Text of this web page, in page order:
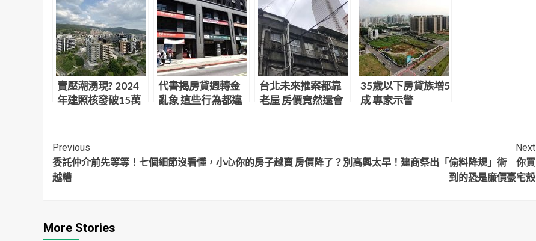
賣壓潮湧現? 2024
年建照核發破15萬
代書揭房貸週轉金
亂象 這些行為都違
台北未來推案都靠
老屋 房價竟然還會
35歲以下房貸族増5
成 專家示警
Continue
Reading
Previous
委託仲介前先等等！七個細節沒看懂，小心你的房子越賣
越糟
Next
房價降了？別高興太早！建商祭出「偷料降規」術 你買
到的恐是廉價豪宅殼
More Stories